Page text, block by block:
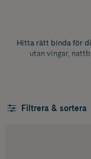
Hitta rätt binda för
utan vingar,
den?
En binda är ett
mensblod eller andra
Många väljer bindor
Filtrera & sortera